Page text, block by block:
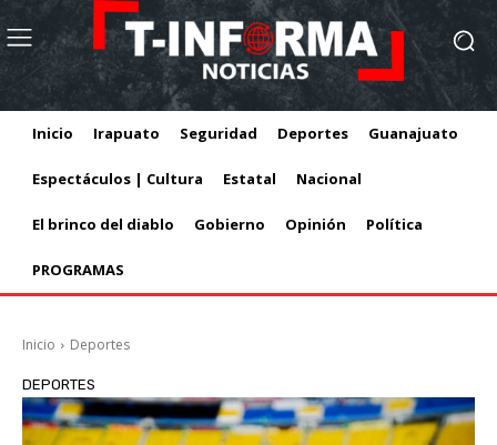
Inicio Irapuato Seguridad Deportes Guanajuato
Espectáculos | Cultura Estatal Nacional
El brinco del diablo Gobierno Opinión Política
PROGRAMAS
Inicio Deportes
DEPORTES